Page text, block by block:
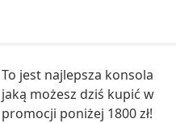
To jest najlepsza konsola
jaką możesz dziś kupić w
promocji poniżej 1800 zł!